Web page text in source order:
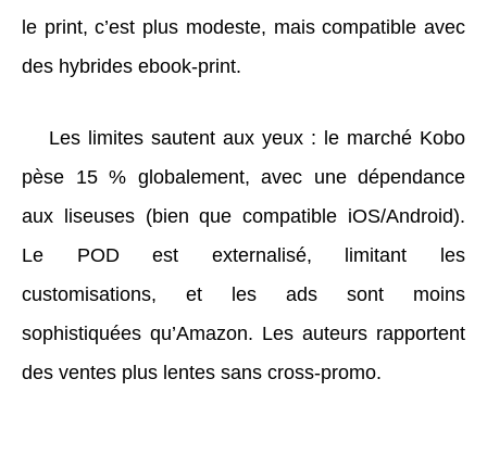
le print, c’est plus modeste, mais compatible avec
des hybrides ebook-print.
Les limites sautent aux yeux : le marché Kobo
pèse 15 % globalement, avec une dépendance
aux liseuses (bien que compatible iOS/Android).
Le POD est externalisé, limitant les
customisations, et les ads sont moins
sophistiquées qu’Amazon. Les auteurs rapportent
des ventes plus lentes sans cross-promo.